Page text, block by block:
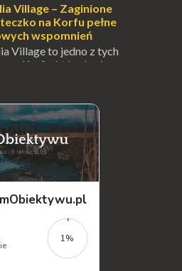
rozpoznawalnych
Village – Zaginione
na Korfu pełne
wspomnień
Village to jedno z tych
na Korfu, które kryje w
i historii, a przy tym
miłośnikom f...